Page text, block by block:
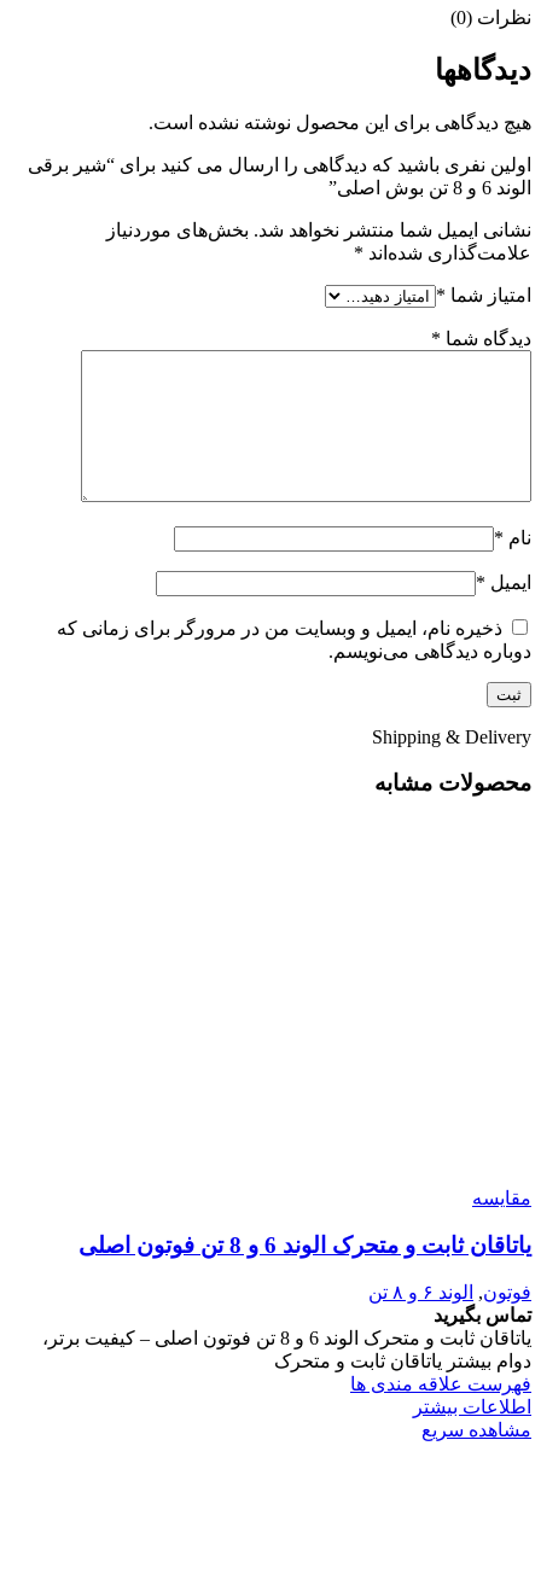
نظرات (0)
دیدگاهها
هیچ دیدگاهی برای این محصول نوشته نشده است.
اولین نفری باشید که دیدگاهی را ارسال می کنید برای “شیر برقی
الوند 6 و 8 تن بوش اصلی”
نشانی ایمیل شما منتشر نخواهد شد. بخش‌های موردنیاز
علامت‌گذاری شده‌اند *
امتیاز شما *
دیدگاه شما *
نام *
ایمیل *
ذخیره نام، ایمیل و وبسایت من در مرورگر برای زمانی که
دوباره دیدگاهی می‌نویسم.
Shipping & Delivery
محصولات مشابه
مقایسه
یاتاقان ثابت و متحرک الوند 6 و 8 تن فوتون اصلی
فوتون, الوند ۶ و ۸ تن
تماس بگیرید
یاتاقان ثابت و متحرک الوند 6 و 8 تن فوتون اصلی – کیفیت برتر،
دوام بیشتر یاتاقان ثابت و متحرک
فهرست علاقه مندی ها
اطلاعات بیشتر
مشاهده سریع